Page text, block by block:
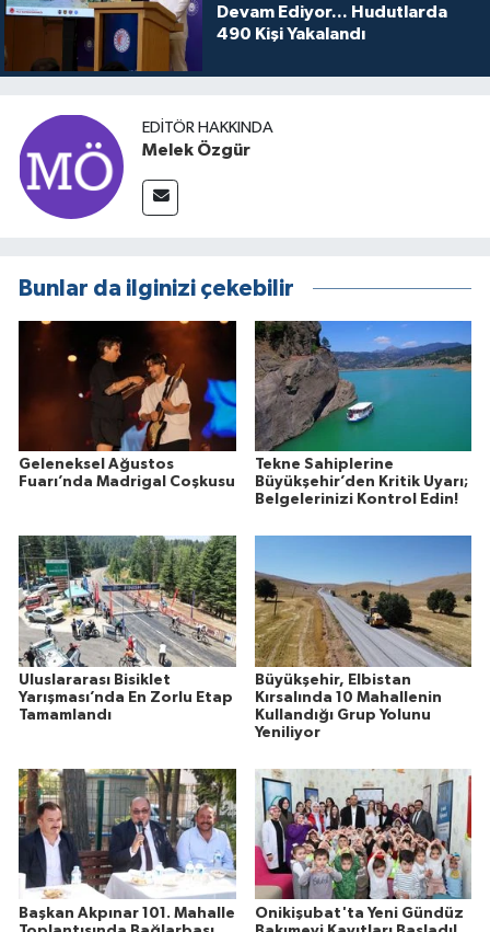
Devam Ediyor... Hudutlarda
490 Kişi Yakalandı
EDITÖR HAKKINDA
Melek Özgür
Bunlar da ilginizi çekebilir
Geleneksel Ağustos
Fuarı’nda Madrigal Coşkusu
Tekne Sahiplerine
Büyükşehir’den Kritik Uyarı;
Belgelerinizi Kontrol Edin!
Uluslararası Bisiklet
Yarışması’nda En Zorlu Etap
Tamamlandı
Büyükşehir, Elbistan
Kırsalında 10 Mahallenin
Kullandığı Grup Yolunu
Yeniliyor
Başkan Akpınar 101. Mahalle
Onikişubat'ta Yeni Gündüz